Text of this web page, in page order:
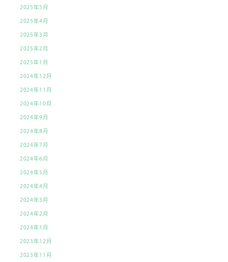
2025年5月
2025年4月
2025年3月
2025年2月
2025年1月
2024年12月
2024年11月
2024年10月
2024年9月
2024年8月
2024年7月
2024年6月
2024年5月
2024年4月
2024年3月
2024年2月
2024年1月
2023年12月
2023年11月